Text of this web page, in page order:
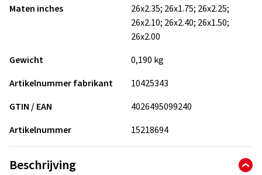
Maten inches
26x2.35; 26x1.75; 26x2.25;
26x2.10; 26x2.40; 26x1.50;
26x2.00
Gewicht
0,190 kg
Artikelnummer fabrikant
10425343
GTIN / EAN
4026495099240
Artikelnummer
15218694
Beschrijving